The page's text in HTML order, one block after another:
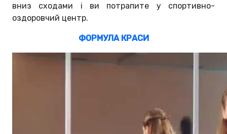
вниз сходами і ви потрапите у спортивно-
оздоровчий центр.
ФОРМУЛА КРАСИ